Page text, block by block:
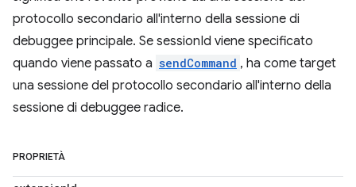
protocollo secondario all'interno della sessione di
debuggee principale. Se sessionId viene specificato
quando viene passato a sendCommand , ha come target
una sessione del protocollo secondario all'interno della
sessione di debuggee radice.
PROPRIETÀ